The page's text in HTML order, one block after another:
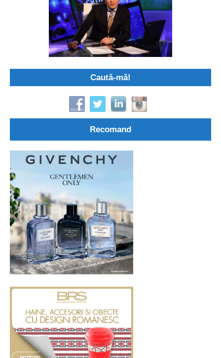
Caută-mă!
Recomand